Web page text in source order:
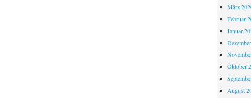
März
Februar
Januar
Oktober
August